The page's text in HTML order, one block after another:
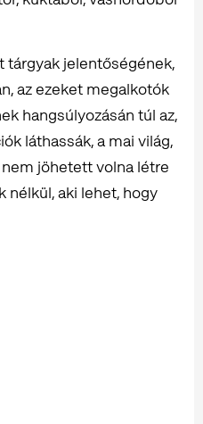
tárgyak jelentőségének,
az ezeket megalkotók
hangsúlyozásán túl az,
láthassák, a mai világ,
jöhetett volna létre
nélkül, aki lehet, hogy